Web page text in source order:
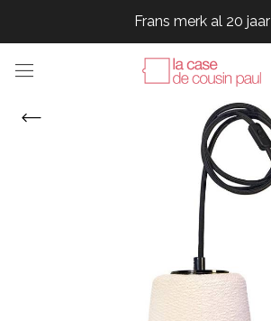
Frans merk al 20 jaar
Frans merk al 20 jaar
Frans merk al 20 jaar